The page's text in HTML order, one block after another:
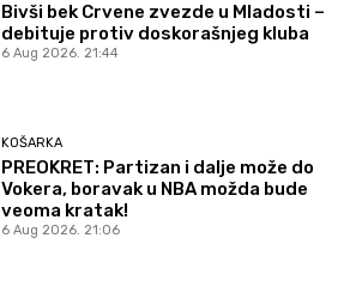
Bivši bek Crvene zvezde u Mladosti –
debituje protiv doskorašnjeg kluba
6 Aug 2026. 21:44
KOŠARKA
PREOKRET: Partizan i dalje može do
Vokera, boravak u NBA možda bude
veoma kratak!
6 Aug 2026. 21:06